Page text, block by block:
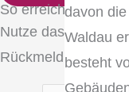
davon
Waldau
besteht
So erreichst du uns
Nutze das
Rückmeldung hilft,